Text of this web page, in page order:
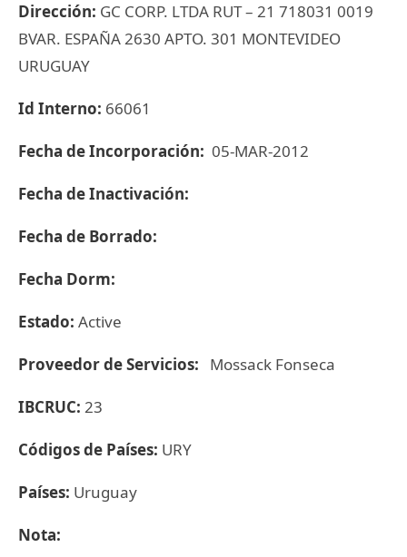
Dirección: GC CORP. LTDA RUT – 21 718031 0019
BVAR. ESPAÑA 2630 APTO. 301 MONTEVIDEO
URUGUAY
Id Interno: 66061
Fecha de Incorporación: 05-MAR-2012
Fecha de Inactivación:
Fecha de Borrado:
Fecha Dorm:
Estado: Active
Proveedor de Servicios: Mossack Fonseca
IBCRUC: 23
Códigos de Países: URY
Países: Uruguay
Nota: